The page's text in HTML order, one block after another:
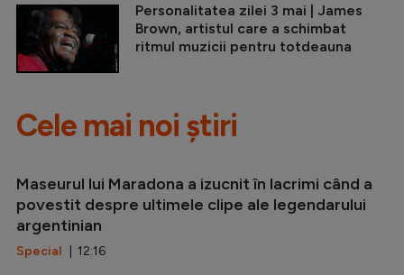
Personalitatea zilei 3 mai | James
Brown, artistul care a schimbat
ritmul muzicii pentru totdeauna
Cele mai noi știri
Maseurul lui Maradona a izucnit în lacrimi când a
povestit despre ultimele clipe ale legendarului
argentinian
Special | 12:16